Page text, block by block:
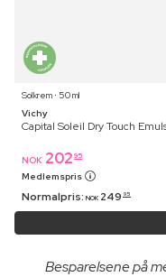
Solkrem ⋅ 50 ml
Vichy
Capital Soleil Dry Touch
NOK 202 95
Medlemspris
Normalpris: NOK 249 95
Besparelsene på